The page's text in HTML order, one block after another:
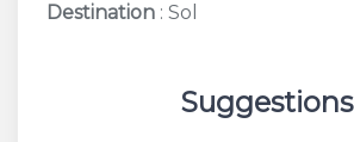
Destination : Sol
Suggestions